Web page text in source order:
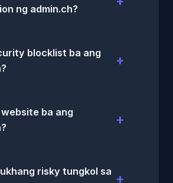
ng admin.ch?
blocklist ba ang
ba ang
risky tungkol sa